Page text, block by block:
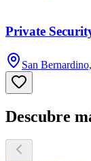
Private
San
Descubre